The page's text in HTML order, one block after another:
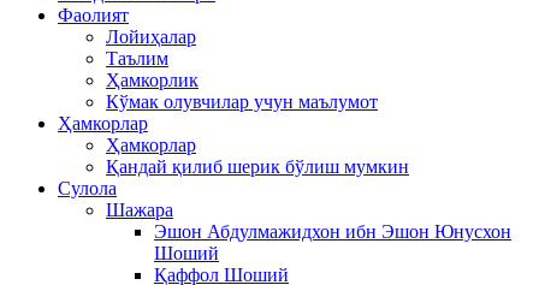
Фаолият
Лойиҳалар
Таълим
Ҳамкорлик
Кўмак олувчилар учун маълумот
Ҳамкорлар
Ҳамкорлар
Қандай қилиб шерик бўлиш мумкин
Сулола
Шажара
Эшон Абдулмажидхон ибн Эшон Юнусхон
Шоший
Қаффол Шоший